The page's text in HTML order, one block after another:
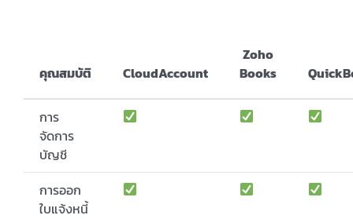
คุณสมบัติ CloudAccount
Zoho
Books
การ
จัดการ
บัญชี
การออก
ใบแจ้งหนี้